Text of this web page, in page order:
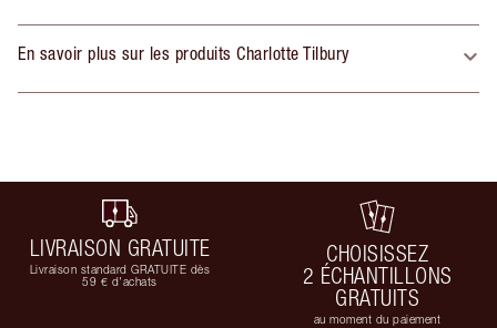
En savoir plus sur les produits Charlotte Tilbury
LIVRAISON GRATUITE
Livraison standard GRATUITE dès
59 € d'achats
CHOISISSEZ
2 ÉCHANTILLONS
GRATUITS
au moment du paiement